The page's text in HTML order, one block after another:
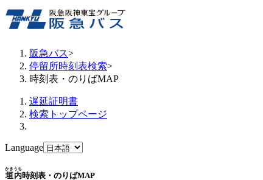
阪急バス>
停留所時刻表検索>
時刻表・のりばMAP
遅延証明書
検索トップページ
Language
垣内
かきうち
時刻表・のりばMAP